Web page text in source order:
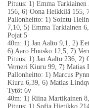
Pituus: 1) Emma
156, 6) Oona Heikkilä 155,
Pallonheitto: 1) Sointu-
7,10, 5) Emma Tarkiainen
Pojat 5
40m: 1) Jan Aalto 9,1, 2)
6) Aaro Huusko 12,5, 7)
Pituus: 1) Jan Aalto 236, 2)
Verneri Kiuru 99, 7) Matias
Pallonheitto: 1) Marcus
Kiuru 6,39, 6) Matias
Tytöt 6v
40m: 1) Riina Martikainen
Pituus: 1) Sofia Hietikko